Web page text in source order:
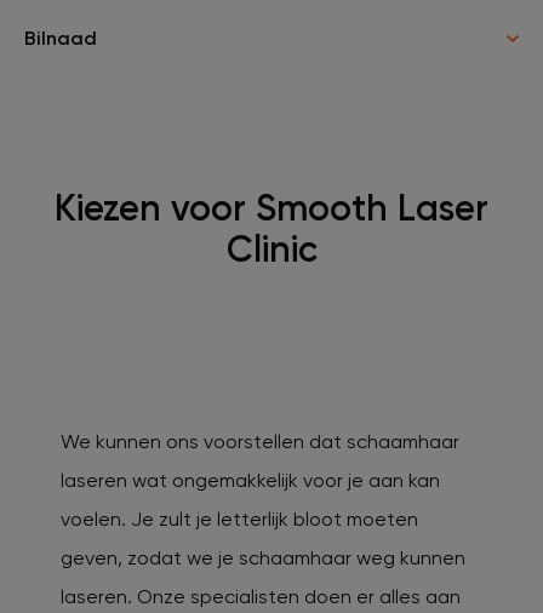
Bilnaad
Kiezen voor Smooth Laser
Clinic
We kunnen ons voorstellen dat schaamhaar
laseren wat ongemakkelijk voor je aan kan
voelen. Je zult je letterlijk bloot moeten
geven, zodat we je schaamhaar weg kunnen
laseren. Onze specialisten doen er alles aan